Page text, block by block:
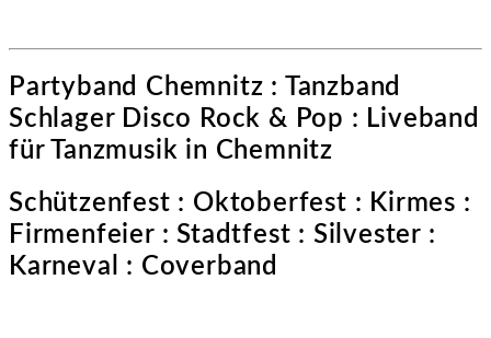
Partyband Chemnitz : Tanzband
Schlager Disco Rock & Pop : Liveband
für Tanzmusik in Chemnitz
Schützenfest : Oktoberfest : Kirmes :
Firmenfeier : Stadtfest : Silvester :
Karneval : Coverband